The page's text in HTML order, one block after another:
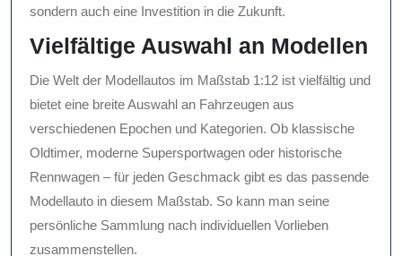
sondern auch eine Investition in die Zukunft.
Vielfältige Auswahl an Modellen
Die Welt der Modellautos im Maßstab 1:12 ist vielfältig und
bietet eine breite Auswahl an Fahrzeugen aus
verschiedenen Epochen und Kategorien. Ob klassische
Oldtimer, moderne Supersportwagen oder historische
Rennwagen – für jeden Geschmack gibt es das passende
Modellauto in diesem Maßstab. So kann man seine
persönliche Sammlung nach individuellen Vorlieben
zusammenstellen.